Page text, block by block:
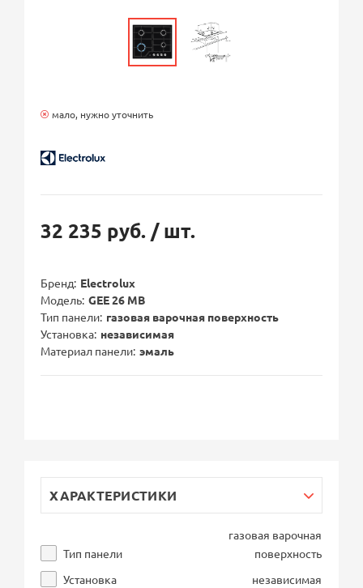
мало, нужно уточнить
32 235 руб. / шт.
Бренд Electrolux
Модель GEE 26 MB
Тип панели газовая варочная поверхность
Установка независимая
Материал панели эмаль
ХАРАКТЕРИСТИКИ
Тип панели
газовая варочная
поверхность
Установка
независимая